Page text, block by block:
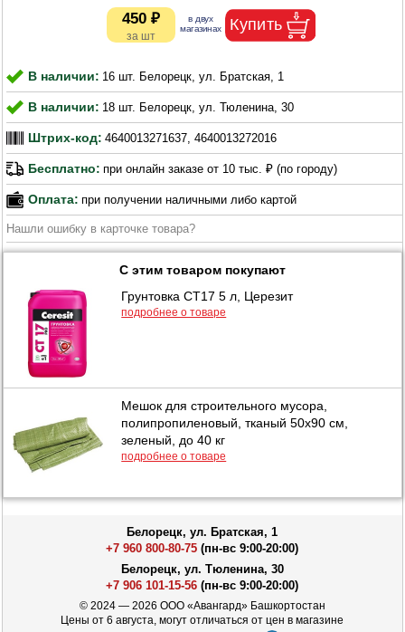
450 ₽
В наличии: 16 шт. Белорецк, ул. Братская, 1
В наличии: 18 шт. Белорецк, ул. Тюленина, 30
Штрих-код: 4640013271637, 4640013272016
Бесплатно: при онлайн заказе от 10 тыс. ₽ (по городу)
Оплата: при получении наличными либо картой
Нашли ошибку в карточке товара?
С этим товаром покупают
Грунтовка СТ17 5 л, Церезит
подробнее о товаре
Мешок для строительного мусора,
полипропиленовый, тканый 50х90 см,
зеленый, до 40 кг
подробнее о товаре
Белорецк, ул. Братская, 1
+7 960 800-80-75 (пн-вс 9:00-20:00)
Белорецк, ул. Тюленина, 30
+7 906 101-15-56 (пн-вс 9:00-20:00)
© 2024 — 2026 ООО «Авангард» Башкортостан
Цены от 6 августа, могут отличаться от цен в магазине